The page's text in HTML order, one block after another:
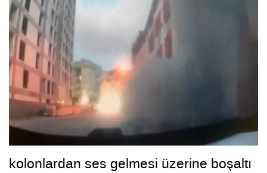
kolonlardan ses gelmesi üzerine boşaltı